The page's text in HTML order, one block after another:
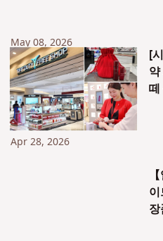
May 08, 2026
[
떼
Apr 28, 2026